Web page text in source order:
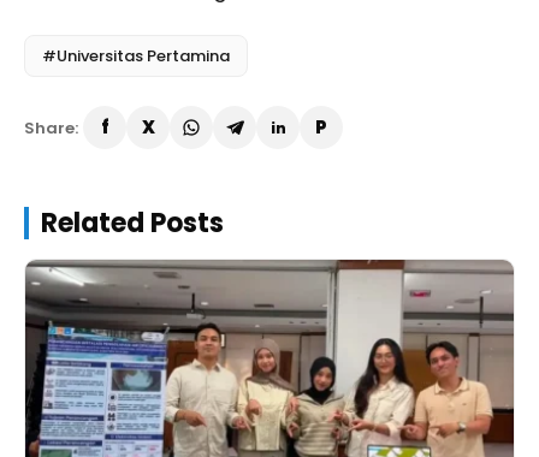
#Universitas Pertamina
Share:
Related Posts